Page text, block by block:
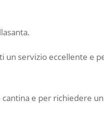
servizio eccellente e
e per richiedere